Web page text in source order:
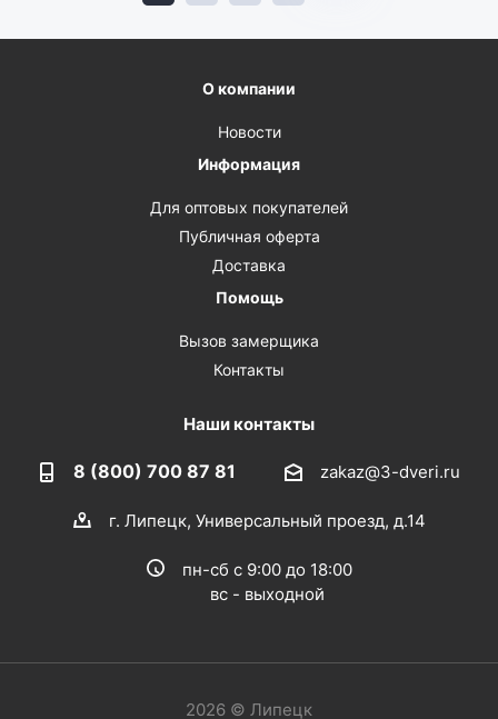
О компании
Новости
Информация
Для оптовых покупателей
Публичная оферта
Доставка
Помощь
Вызов замерщика
Контакты
Наши контакты
8 (800) 700 87 81 zakaz@3-dveri.ru
г. Липецк, Универсальный проезд, д.14
пн-сб с 9:00 до 18:00
вс - выходной
2026 © Липецк